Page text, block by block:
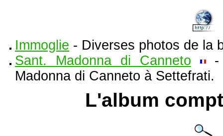
Immoglie - Diverses photos de la
Sant. Madonna di Canneto
-
Madonna di Canneto à Settefrati.
L'album